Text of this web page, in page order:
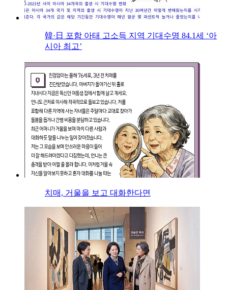
韓·日 포함 아태 고소득 지역 기대수명 84.1세 ‘아
시아 최고’
치매, 거울을 보고 대화한다면